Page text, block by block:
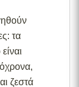
τα
ζεστά